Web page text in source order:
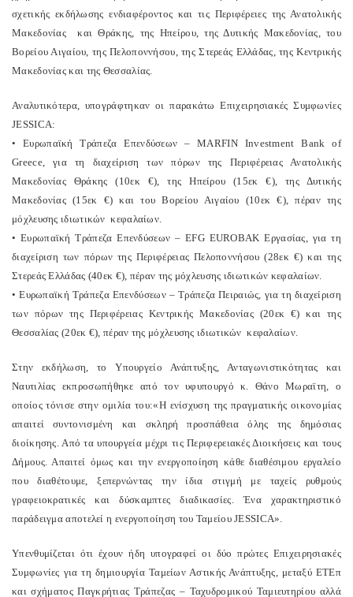
σχετικής εκδήλωσης ενδιαφέροντος και τις Περιφέρειες της Ανατολικής
Μακεδονίας και Θράκης, της Ηπείρου, της Δυτικής Μακεδονίας, του
Βορείου Αιγαίου, της Πελοποννήσου, της Στερεάς Ελλάδας, της Κεντρικής
Μακεδονίας και της Θεσσαλίας.
Αναλυτικότερα, υπογράφτηκαν οι παρακάτω Επιχειρησιακές Συμφωνίες
JESSICA:
• Ευρωπαϊκή Τράπεζα Επενδύσεων – MARFIN Investment Bank of
Greece, για τη διαχείριση των πόρων της Περιφέρειας Ανατολικής
Μακεδονίας Θράκης (10εκ €), της Ηπείρου (15εκ €), της Δυτικής
Μακεδονίας (15εκ €) και του Βορείου Αιγαίου (10εκ €), πέραν της
μόχλευσης ιδιωτικών κεφαλαίων.
• Ευρωπαϊκή Τράπεζα Επενδύσεων – EFG EUROBAK Εργασίας, για τη
διαχείριση των πόρων της Περιφέρειας Πελοποννήσου (28εκ €) και της
Στερεάς Ελλάδας (40εκ €), πέραν της μόχλευσης ιδιωτικών κεφαλαίων.
• Ευρωπαϊκή Τράπεζα Επενδύσεων – Τράπεζα Πειραιώς, για τη διαχείριση
των πόρων της Περιφέρειας Κεντρικής Μακεδονίας (20εκ €) και της
Θεσσαλίας (20εκ €), πέραν της μόχλευσης ιδιωτικών κεφαλαίων.
Στην εκδήλωση, το Υπουργείο Ανάπτυξης, Ανταγωνιστικότητας και
Ναυτιλίας εκπροσωπήθηκε από τον υφυπουργό κ. Θάνο Μωραϊτη, ο
οποίος τόνισε στην ομιλία του:«Η ενίσχυση της πραγματικής οικονομίας
απαιτεί συντονισμένη και σκληρή προσπάθεια όλης της δημόσιας
διοίκησης. Από τα υπουργεία μέχρι τις Περιφερειακές Διοικήσεις και τους
Δήμους. Απαιτεί όμως και την ενεργοποίηση κάθε διαθέσιμου εργαλείο
που διαθέτουμε, ξεπερνώντας την ίδια στιγμή με ταχείς ρυθμούς
γραφειοκρατικές και δύσκαμπτες διαδικασίες. Ένα χαρακτηριστικό
παράδειγμα αποτελεί η ενεργοποίηση του Ταμείου JESSICA».
Υπενθυμίζεται ότι έχουν ήδη υπογραφεί οι δύο πρώτες Επιχειρησιακές
Συμφωνίες για τη δημιουργία Ταμείων Αστικής Ανάπτυξης, μεταξύ ΕΤΕπ
και σχήματος Παγκρήτιας Τράπεζας – Ταχυδρομικού Ταμιευτηρίου αλλά